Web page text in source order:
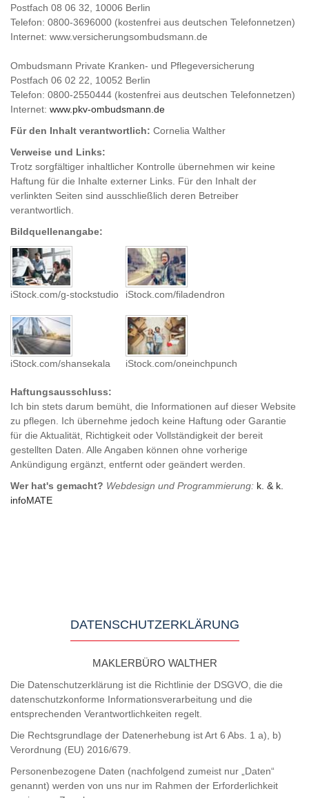
Postfach 08 06 32, 10006 Berlin
Telefon: 0800-3696000 (kostenfrei aus deutschen Telefonnetzen)
Internet: www.versicherungsombudsmann.de
Ombudsmann Private Kranken- und Pflegeversicherung
Postfach 06 02 22, 10052 Berlin
Telefon: 0800-2550444 (kostenfrei aus deutschen Telefonnetzen)
Internet: www.pkv-ombudsmann.de
Für den Inhalt verantwortlich: Cornelia Walther
Verweise und Links:
Trotz sorgfältiger inhaltlicher Kontrolle übernehmen wir keine
Haftung für die Inhalte externer Links. Für den Inhalt der
verlinkten Seiten sind ausschließlich deren Betreiber
verantwortlich.
Bildquellenangabe:
iStock.com/g-stockstudio iStock.com/filadendron
iStock.com/shansekala iStock.com/oneinchpunch
Haftungsausschluss:
Ich bin stets darum bemüht, die Informationen auf dieser Website
zu pflegen. Ich übernehme jedoch keine Haftung oder Garantie
für die Aktualität, Richtigkeit oder Vollständigkeit der bereit
gestellten Daten. Alle Angaben können ohne vorherige
Ankündigung ergänzt, entfernt oder geändert werden.
Wer hat's gemacht? Webdesign und Programmierung: k. & k.
infoMATE
DATENSCHUTZERKLÄRUNG
MAKLERBÜRO WALTHER
Die Datenschutzerklärung ist die Richtlinie der DSGVO, die die
datenschutzkonforme Informationsverarbeitung und die
entsprechenden Verantwortlichkeiten regelt.
Die Rechtsgrundlage der Datenerhebung ist Art 6 Abs. 1 a), b)
Verordnung (EU) 2016/679.
Personenbezogene Daten (nachfolgend zumeist nur „Daten“
genannt) werden von uns nur im Rahmen der Erforderlichkeit